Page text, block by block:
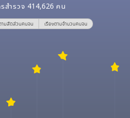
สำรวจ 414,626 คน
ามสัดส่วนคนจน เรียงตามจำนวนคนจน